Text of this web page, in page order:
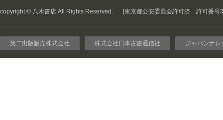
copyright © 八木書店 All Rights Reserved. [東京都公安委員会許可済 許可番号
第二出版販売株式会社 株式会社日本古書通信社 ジャパンナレ